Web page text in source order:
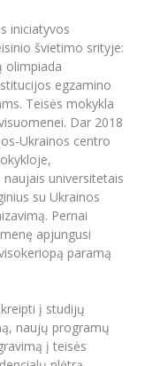
iniciatyvos
švietimo srityje:
olimpiada
egzamino
Teisės mokykla
Dar 2018
Ukrainos centro
universitetais
su Ukrainos
Pernai
apjungusi
paramą
į studijų
naujų programų
į teisės